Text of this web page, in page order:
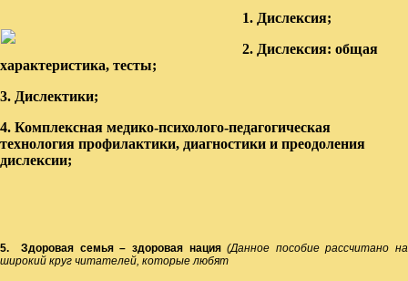
1. Дислексия;
2. Дислексия: общая
характеристика, тесты;
3. Дислектики;
4. Комплексная медико-психолого-педагогическая
технология профилактики, диагностики и преодоления
дислексии;
5. Здоровая семья – здоровая нация (Данное пособие рассчитано на
широкий круг читателей, которые любят